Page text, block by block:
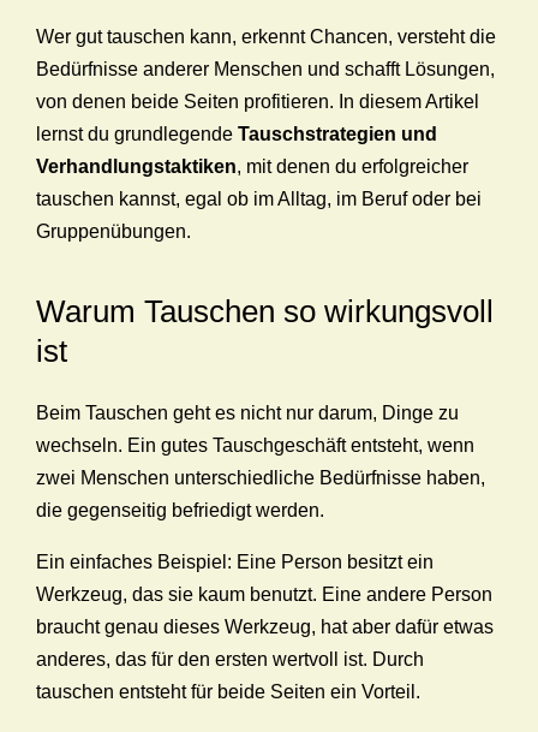
Wer gut tauschen kann, erkennt Chancen, versteht die
Bedürfnisse anderer Menschen und schafft Lösungen,
von denen beide Seiten profitieren. In diesem Artikel
lernst du grundlegende Tauschstrategien und
Verhandlungstaktiken, mit denen du erfolgreicher
tauschen kannst, egal ob im Alltag, im Beruf oder bei
Gruppenübungen.
Warum Tauschen so wirkungsvoll
ist
Beim Tauschen geht es nicht nur darum, Dinge zu
wechseln. Ein gutes Tauschgeschäft entsteht, wenn
zwei Menschen unterschiedliche Bedürfnisse haben,
die gegenseitig befriedigt werden.
Ein einfaches Beispiel: Eine Person besitzt ein
Werkzeug, das sie kaum benutzt. Eine andere Person
braucht genau dieses Werkzeug, hat aber dafür etwas
anderes, das für den ersten wertvoll ist. Durch
tauschen entsteht für beide Seiten ein Vorteil.